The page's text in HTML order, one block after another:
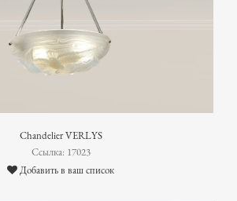
Chandelier VERLYS
Ссылка: 17023
Добавить в ваш список